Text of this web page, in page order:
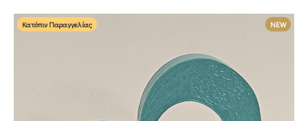
NEW
Κατόπιν Παραγγελίας